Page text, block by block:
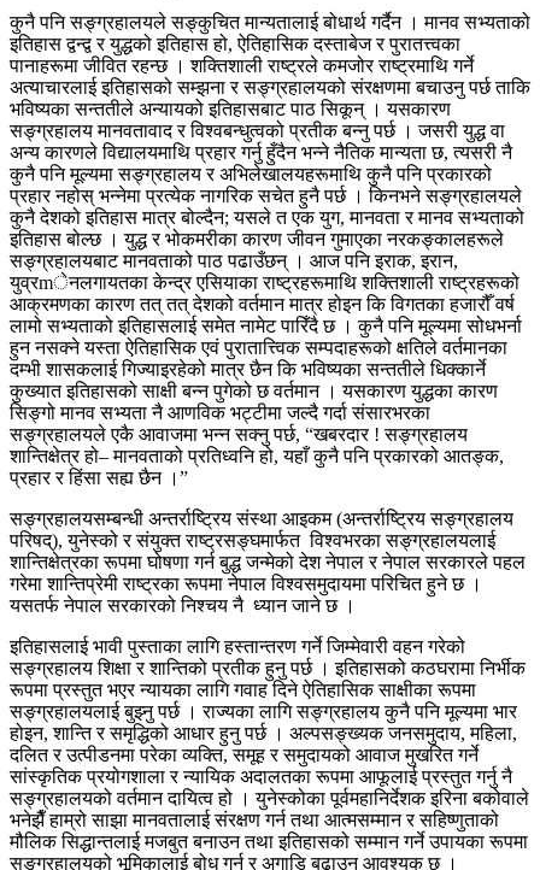
कुनै पनि सङ्ग्रहालयले सङ्कुचित मान्यतालाई बोधार्थ गर्दैन । मानव सभ्यताको
इतिहास द्वन्द्व र युद्धको इतिहास हो, ऐतिहासिक दस्ताबेज र पुरातत्त्वका
पानाहरूमा जीवित रहन्छ । शक्तिशाली राष्ट्रले कमजोर राष्ट्रमाथि गर्ने
अत्याचारलाई इतिहासको सम्झना र सङ्ग्रहालयको संरक्षणमा बचाउनु पर्छ ताकि
भविष्यका सन्ततीले अन्यायको इतिहासबाट पाठ सिकून् । यसकारण
सङ्ग्रहालय मानवतावाद र विश्वबन्धुत्वको प्रतीक बन्नु पर्छ । जसरी युद्ध वा
अन्य कारणले विद्यालयमाथि प्रहार गर्नु हुँदैन भन्ने नैतिक मान्यता छ, त्यसरी नै
कुनै पनि मूल्यमा सङ्ग्रहालय र अभिलेखालयहरूमाथि कुनै पनि प्रकारको
प्रहार नहोस् भन्नेमा प्रत्येक नागरिक सचेत हुनै पर्छ । किनभने सङ्ग्रहालयले
कुनै देशको इतिहास मात्र बोल्दैन; यसले त एक युग, मानवता र मानव सभ्यताको
इतिहास बोल्छ । युद्ध र भोकमरीका कारण जीवन गुमाएका नरकङ्कालहरूले
सङ्ग्रहालयबाट मानवताको पाठ पढाउँछन् । आज पनि इराक, इरान,
युव्रmेनलगायतका केन्द्र एसियाका राष्ट्रहरूमाथि शक्तिशाली राष्ट्रहरूको
आक्रमणका कारण तत् तत् देशको वर्तमान मात्र होइन कि विगतका हजारौँ वर्ष
लामो सभ्यताको इतिहासलाई समेत नामेट पारिँदै छ । कुनै पनि मूल्यमा सोधभर्ना
हुन नसक्ने यस्ता ऐतिहासिक एवं पुरातात्त्विक सम्पदाहरूको क्षतिले वर्तमानका
दम्भी शासकलाई गिज्याइरहेको मात्र छैन कि भविष्यका सन्ततीले धिक्कार्ने
कुख्यात इतिहासको साक्षी बन्न पुगेको छ वर्तमान । यसकारण युद्धका कारण
सिङ्गो मानव सभ्यता नै आणविक भट्टीमा जल्दै गर्दा संसारभरका
सङ्ग्रहालयले एकै आवाजमा भन्न सक्नु पर्छ, “खबरदार ! सङ्ग्रहालय
शान्तिक्षेत्र हो– मानवताको प्रतिध्वनि हो, यहाँ कुनै पनि प्रकारको आतङ्क,
प्रहार र हिंसा सह्य छैन ।”
सङ्ग्रहालयसम्बन्धी अन्तर्राष्ट्रिय संस्था आइकम (अन्तर्राष्ट्रिय सङ्ग्रहालय
परिषद्), युनेस्को र संयुक्त राष्ट्रसङ्घमार्फत विश्वभरका सङ्ग्रहालयलाई
शान्तिक्षेत्रका रूपमा घोषणा गर्न बुद्ध जन्मेको देश नेपाल र नेपाल सरकारले पहल
गरेमा शान्तिप्रेमी राष्ट्रका रूपमा नेपाल विश्वसमुदायमा परिचित हुने छ ।
यसतर्फ नेपाल सरकारको निश्चय नै ध्यान जाने छ ।
इतिहासलाई भावी पुस्ताका लागि हस्तान्तरण गर्ने जिम्मेवारी वहन गरेको
सङ्ग्रहालय शिक्षा र शान्तिको प्रतीक हुनु पर्छ । इतिहासको कठघरामा निर्भीक
रूपमा प्रस्तुत भएर न्यायका लागि गवाह दिने ऐतिहासिक साक्षीका रूपमा
सङ्ग्रहालयलाई बुझ्नु पर्छ । राज्यका लागि सङ्ग्रहालय कुनै पनि मूल्यमा भार
होइन, शान्ति र समृद्धिको आधार हुनु पर्छ । अल्पसङ्ख्यक जनसमुदाय, महिला,
दलित र उत्पीडनमा परेका व्यक्ति, समूह र समुदायको आवाज मुखरित गर्ने
सांस्कृतिक प्रयोगशाला र न्यायिक अदालतका रूपमा आफूलाई प्रस्तुत गर्नु नै
सङ्ग्रहालयको वर्तमान दायित्व हो । युनेस्कोका पूर्वमहानिर्देशक इरिना बकोवाले
भनेझैँ हाम्रो साझा मानवतालाई संरक्षण गर्न तथा आत्मसम्मान र सहिष्णुताको
मौलिक सिद्धान्तलाई मजबुत बनाउन तथा इतिहासको सम्मान गर्ने उपायका रूपमा
सङ्ग्रहालयको भूमिकालाई बोध गर्नु र अगाडि बढाउनु आवश्यक छ ।